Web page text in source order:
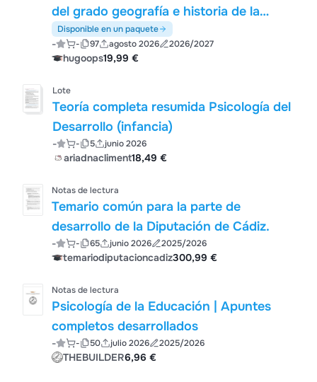
del grado geografía e historia de la
UNED
Disponible en un paquete
- - 97 agosto 2026 2026/2027
hugoops19,99 €
Lote
Teoría completa resumida Psicología del
Desarrollo (infancia)
- - 5 junio 2026
ariadnacliment18,49 €
Notas de lectura
Temario común para la parte de
desarrollo de la Diputación de Cádiz.
- - 65 junio 2026 2025/2026
temariodiputacioncadiz300,99 €
Notas de lectura
Psicología de la Educación | Apuntes
completos desarrollados
- - 50 julio 2026 2025/2026
THEBUILDER6,96 €